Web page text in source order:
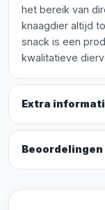
het bereik van
knaagdier altijd
snack is een
kwalitatieve
Extra
Beoordelingen